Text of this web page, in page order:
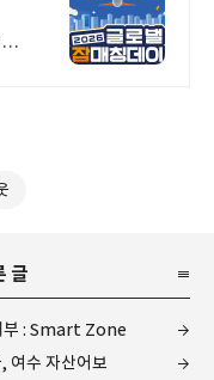
글
부 : Smart Zone
여수 자산어보